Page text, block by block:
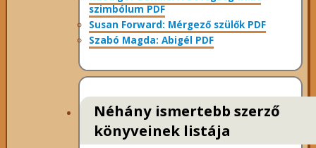
szimbólum PDF
Susan Forward: Mérgező szülők PDF
Szabó Magda: Abigél PDF
Néhány ismertebb szerző
könyveinek listája